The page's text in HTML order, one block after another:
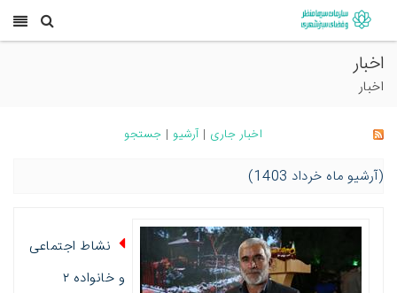
اخبار
اخبار
اخبار جاری | آرشیو | جستجو
(آرشیو ماه خرداد 1403)
نشاط اجتماعی
و خانواده ۲